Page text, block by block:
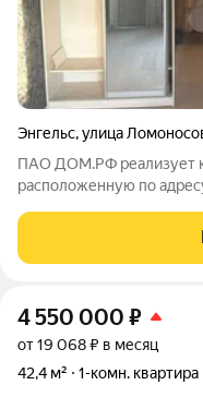
Энгельс,улица
ПАО ДОМ.РФ реализует
расположенную по
(юридическое лицо).
недвижимости:
4 550 000 ₽
от 19 068 ₽ в месяц
42,4 м²
1-комн. квартира